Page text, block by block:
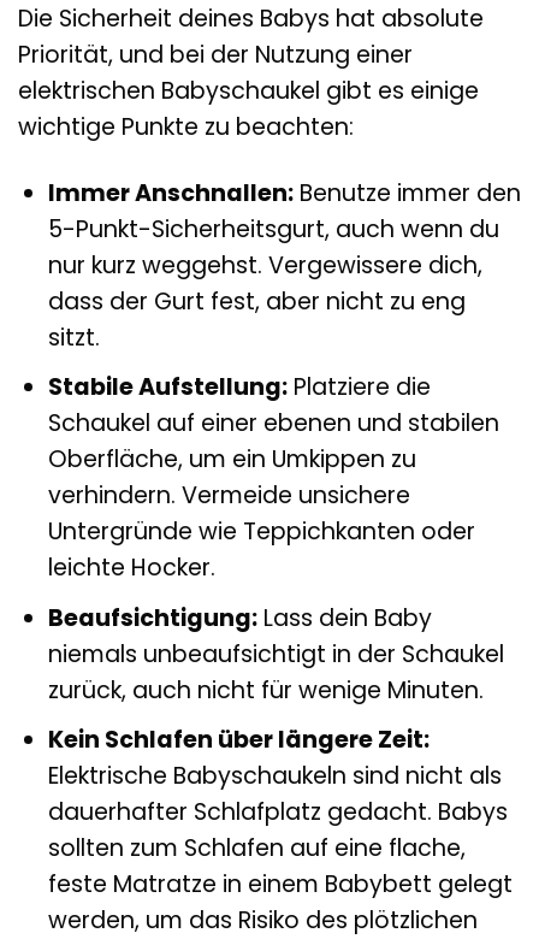
Die Sicherheit deines Babys hat absolute
Priorität, und bei der Nutzung einer
elektrischen Babyschaukel gibt es einige
wichtige Punkte zu beachten:
Immer Anschnallen:Benutze immer den
5-Punkt-Sicherheitsgurt, auch wenn du
nur kurz weggehst. Vergewissere dich,
dass der Gurt fest, aber nicht zu eng
sitzt.
Stabile Aufstellung:Platziere die
Schaukel auf einer ebenen und stabilen
Oberfläche, um ein Umkippen zu
verhindern. Vermeide unsichere
Untergründe wie Teppichkanten oder
leichte Hocker.
Beaufsichtigung:Lass dein Baby
niemals unbeaufsichtigt in der Schaukel
zurück, auch nicht für wenige Minuten.
Kein Schlafen über längere Zeit:
Elektrische Babyschaukeln sind nicht als
dauerhafter Schlafplatz gedacht. Babys
sollten zum Schlafen auf eine flache,
feste Matratze in einem Babybett gelegt
werden, um das Risiko des plötzlichen